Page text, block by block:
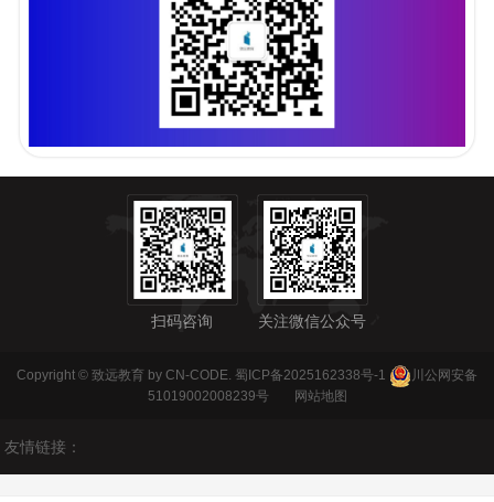
扫码咨询 关注微信公众号
Copyright © 致远教育 by CN-CODE. 蜀ICP备2025162338号-1
川公网安备
51019002008239号
网站地图
友情链接：